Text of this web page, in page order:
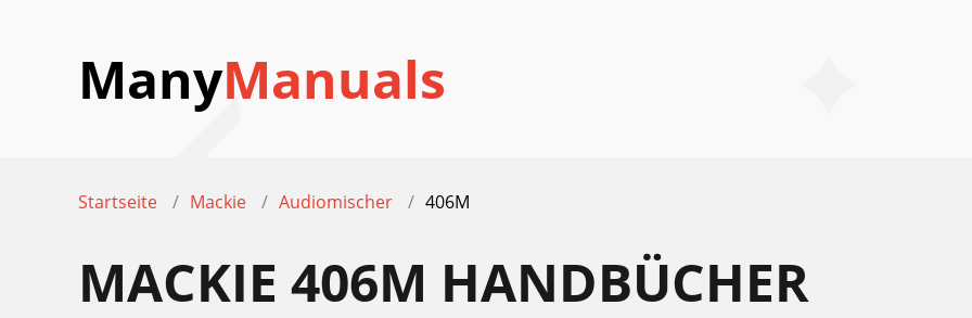
ManyManuals
Startseite Mackie Audiomischer 406M
MACKIE 406M HANDBÜCHER